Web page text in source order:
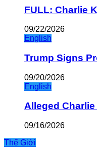
FULL: Charlie
09/22/2026
English
Trump Signs
09/20/2026
English
Alleged
09/16/2026
Thế Giới